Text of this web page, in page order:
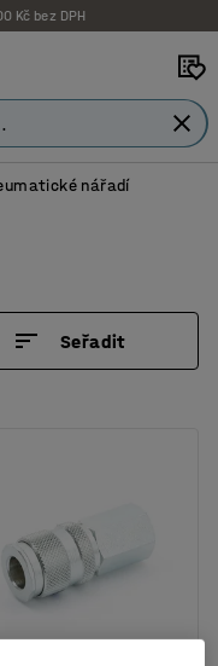
Kč bez DPH
nářadí
Seřadit